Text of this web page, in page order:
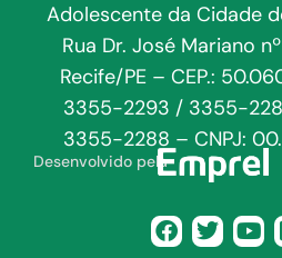
Adolescente da Cidade
Rua Dr. José Mariano
Recife/PE – CEP.:
3355-2293 / 3355-
3355-2288 – CNPJ:
Desenvolvido pela